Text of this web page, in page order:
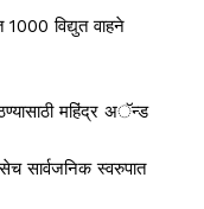
1000 विद्युत वाहने
महिंद्र अॅन्ड
सार्वजनिक स्वरुपात